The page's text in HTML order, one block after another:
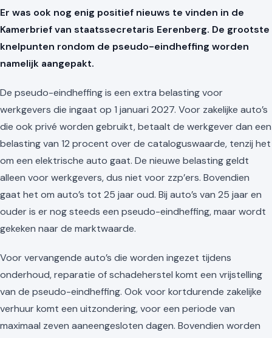
Er was ook nog enig positief nieuws te vinden in de
Kamerbrief van staatssecretaris Eerenberg. De grootste
knelpunten rondom de pseudo-eindheffing worden
namelijk aangepakt.
De pseudo-eindheffing is een extra belasting voor
werkgevers die ingaat op 1 januari 2027. Voor zakelijke auto’s
die ook privé worden gebruikt, betaalt de werkgever dan een
belasting van 12 procent over de cataloguswaarde, tenzij het
om een elektrische auto gaat. De nieuwe belasting geldt
alleen voor werkgevers, dus niet voor zzp’ers. Bovendien
gaat het om auto’s tot 25 jaar oud. Bij auto’s van 25 jaar en
ouder is er nog steeds een pseudo-eindheffing, maar wordt
gekeken naar de marktwaarde.
Voor vervangende auto’s die worden ingezet tijdens
onderhoud, reparatie of schadeherstel komt een vrijstelling
van de pseudo-eindheffing. Ook voor kortdurende zakelijke
verhuur komt een uitzondering, voor een periode van
maximaal zeven aaneengesloten dagen. Bovendien worden